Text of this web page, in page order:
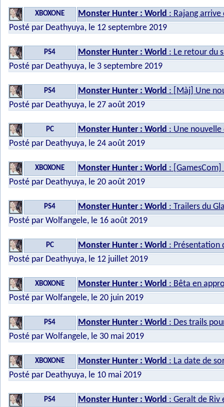
XBOXONE Monster Hunter : World : Rajang
Posté par Deathyuya, le 12 septembre 2019
PS4 Monster Hunter : World : Le retour du
Posté par Deathyuya, le 3 septembre 2019
PS4 Monster Hunter : World : [Màj] Une
Posté par Deathyuya, le 27 août 2019
PC Monster Hunter : World : Une
Posté par Deathyuya, le 24 août 2019
XBOXONE Monster Hunter : World :
Posté par Deathyuya, le 20 août 2019
PS4 Monster Hunter : World : Trailers du
Posté par Wolfangele, le 16 août 2019
PC Monster Hunter : World : Présentation
Posté par Deathyuya, le 12 juillet 2019
XBOXONE Monster Hunter : World : Bêta en
Posté par Wolfangele, le 20 juin 2019
PS4 Monster Hunter : World : Des trails
Posté par Wolfangele, le 30 mai 2019
XBOXONE Monster Hunter : World : La date de
Posté par Deathyuya, le 10 mai 2019
PS4 Monster Hunter : World : Geralt de